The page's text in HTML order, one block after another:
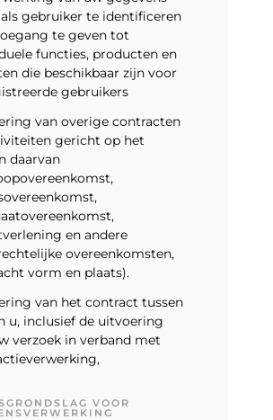
gebruiker te identificeren
te geven tot
functies, producten en
die beschikbaar zijn voor
gebruikers
van overige contracten
gericht op het
daarvan
en andere
overeenkomsten,
vorm en plaats).
van het contract tussen
u, inclusief de uitvoering
verzoek in verband met
VOOR